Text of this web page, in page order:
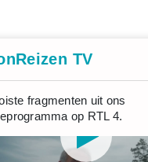
TV
fragmenten uit ons
op RTL 4.